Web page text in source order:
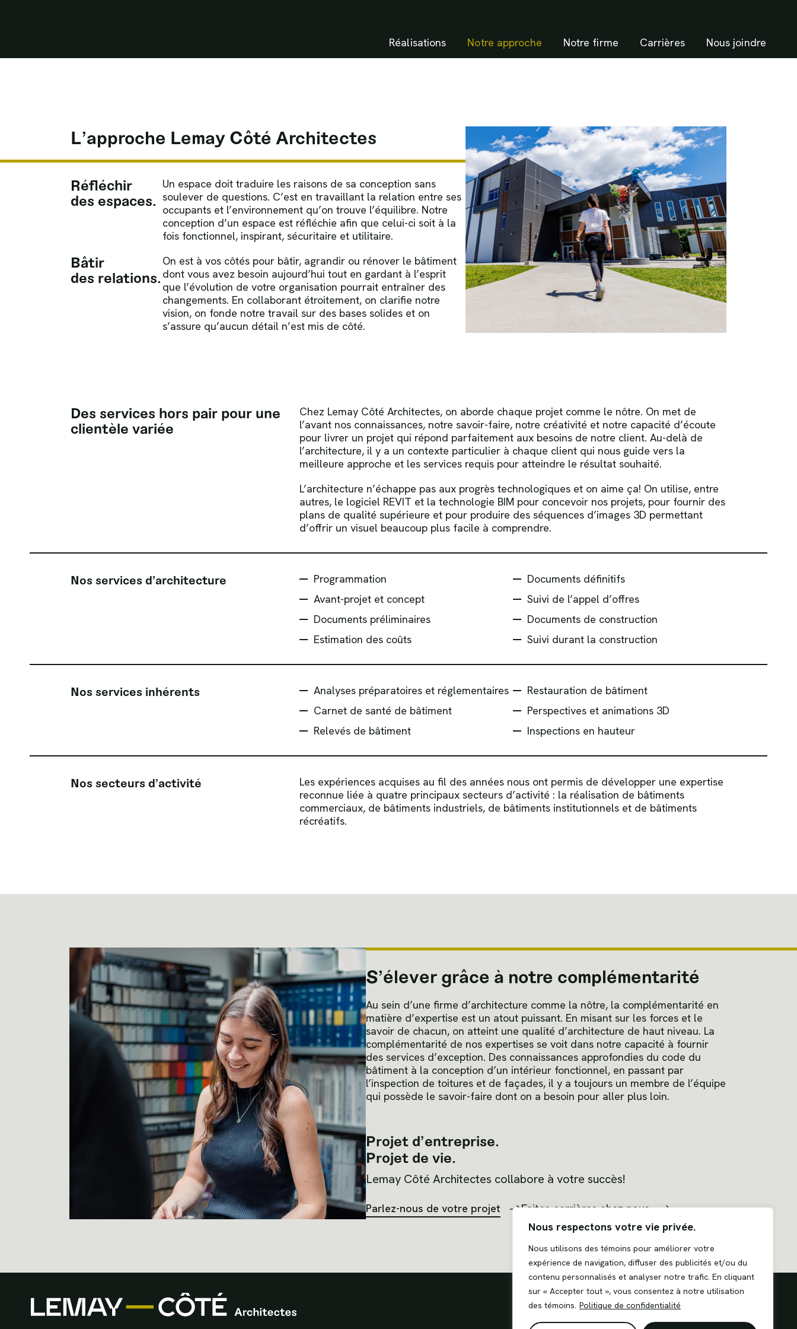
Nous respectons votre vie privée.
Nous utilisons des témoins pour améliorer votre
expérience de navigation, diffuser des publicités et/ou du
contenu personnalisés et analyser notre trafic. En cliquant
sur « Accepter tout », vous consentez à notre utilisation
des témoins. Politique de confidentialité
Réalisations Notre approche Notre firme Carrières Nous joindre
L’approche Lemay Côté Architectes
Réfléchir
des espaces.
Un espace doit traduire les raisons de sa conception sans
soulever de questions. C’est en travaillant la relation entre ses
occupants et l’environnement qu’on trouve l’équilibre. Notre
conception d’un espace est réfléchie afin que celui-ci soit à la
fois fonctionnel, inspirant, sécuritaire et utilitaire.
Bâtir
des relations.
On est à vos côtés pour bâtir, agrandir ou rénover le bâtiment
dont vous avez besoin aujourd’hui tout en gardant à l’esprit
que l’évolution de votre organisation pourrait entraîner des
changements. En collaborant étroitement, on clarifie notre
vision, on fonde notre travail sur des bases solides et on
s’assure qu’aucun détail n’est mis de côté.
Des services hors pair pour une
clientèle variée
Chez Lemay Côté Architectes, on aborde chaque projet comme le nôtre. On met de
l’avant nos connaissances, notre savoir-faire, notre créativité et notre capacité d’écoute
pour livrer un projet qui répond parfaitement aux besoins de notre client. Au-delà de
l’architecture, il y a un contexte particulier à chaque client qui nous guide vers la
meilleure approche et les services requis pour atteindre le résultat souhaité.
L’architecture n’échappe pas aux progrès technologiques et on aime ça! On utilise, entre
autres, le logiciel REVIT et la technologie BIM pour concevoir nos projets, pour fournir des
plans de qualité supérieure et pour produire des séquences d’images 3D permettant
d’offrir un visuel beaucoup plus facile à comprendre.
Nos services d’architecture
Programmation
Avant-projet et concept
Documents préliminaires
Estimation des coûts
Documents définitifs
Suivi de l’appel d’offres
Documents de construction
Suivi durant la construction
Nos services inhérents
Analyses préparatoires et réglementaires
Carnet de santé de bâtiment
Relevés de bâtiment
Restauration de bâtiment
Perspectives et animations 3D
Inspections en hauteur
Nos secteurs d’activité
Les expériences acquises au fil des années nous ont permis de développer une expertise
reconnue liée à quatre principaux secteurs d’activité : la réalisation de bâtiments
commerciaux, de bâtiments industriels, de bâtiments institutionnels et de bâtiments
récréatifs.
S’élever grâce à notre complémentarité
Au sein d’une firme d’architecture comme la nôtre, la complémentarité en
matière d’expertise est un atout puissant. En misant sur les forces et le
savoir de chacun, on atteint une qualité d’architecture de haut niveau. La
complémentarité de nos expertises se voit dans notre capacité à fournir
des services d’exception. Des connaissances approfondies du code du
bâtiment à la conception d’un intérieur fonctionnel, en passant par
l’inspection de toitures et de façades, il y a toujours un membre de l’équipe
qui possède le savoir-faire dont on a besoin pour aller plus loin.
Projet d’entreprise.
Projet de vie.
Lemay Côté Architectes collabore à votre succès!
Parlez-nous de votre projet Faites carrières chez nous